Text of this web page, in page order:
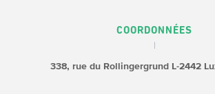
COORDONNÉES
338, rue du Rollingergrund L-2442